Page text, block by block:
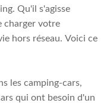
Qu'il s'agisse
charger votre
hors réseau. Voici ce
les camping-cars,
qui ont besoin d'un